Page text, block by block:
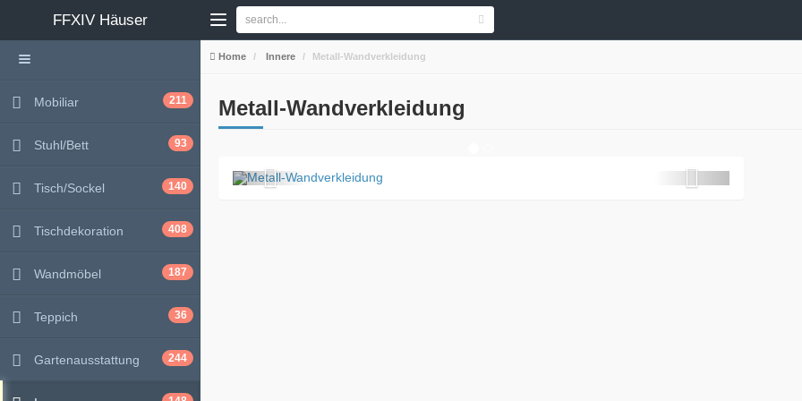
FFXIV Häuser
Home Innere Metall-Wandverkleidung
Metall-Wandverkleidung
Mobiliar 211
Stuhl/Bett 93
Tisch/Sockel 140
Tischdekoration 408
Wandmöbel 187
Teppich 36
Gartenausstattung 244